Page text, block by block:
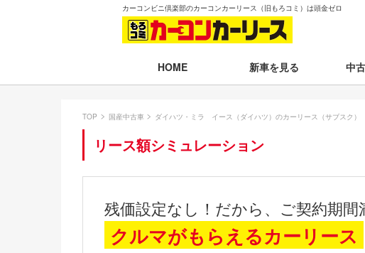
カーコンビニ倶楽部のカーコンカーリース（旧もろコミ）は頭金ゼロ
HOME 新車を見る
月々50,001円以上のクルマを
新車一覧から選ぶ
中
TOP 国産中古車 ダイハツ・ミラ イース（ダイハツ）のカーリース（サブスク）
リース額シミュレーション
残価設定なし！だから、ご契約期間
クルマがもらえるカーリース